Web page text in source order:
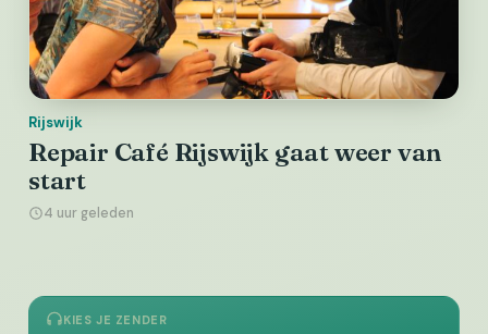
Rijswijk
Repair Café Rijswijk gaat weer van
start
4 uur geleden
KIES JE ZENDER